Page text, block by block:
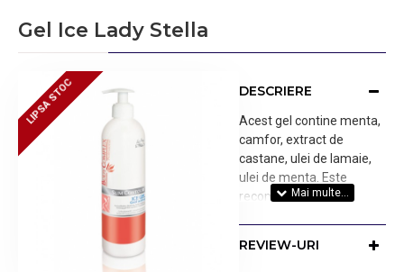
Gel Ice Lady Stella
LIPSA STOC
LIPSA STOC DESCRIERE
Acest gel contine menta,
camfor, extract de
castane, ulei de lamaie,
ulei de menta. Este
recomandat in
fermitatea si tonifierea
REVIEW-URI